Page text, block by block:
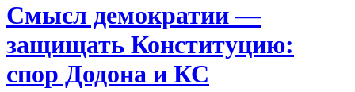
Смысл демократии —
защищать Конституцию:
спор Додона и КС